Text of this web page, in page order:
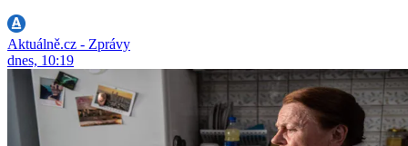
Aktuálně.cz - Zprávy
dnes, 10:19